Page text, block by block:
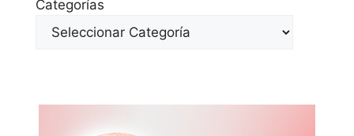
Categorías